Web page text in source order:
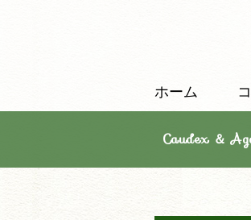
ホーム
Caudex ＆